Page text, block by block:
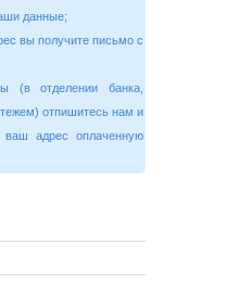
данные;
вы получите письмо с
(в отделении банка,
отпишитесь нам и
адрес оплаченную